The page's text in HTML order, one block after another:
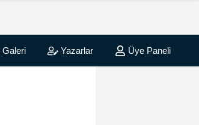
Yazarlar Üye Paneli